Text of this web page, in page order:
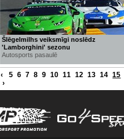
Šlēgelmilhs veiksmīgi noslēdz
'Lamborghini' sezonu
Autosports pasaulē
‹ 5 6 7 8 9 10 11 12 13 14 15
›